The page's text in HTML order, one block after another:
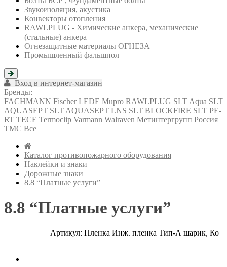
Звукоизоляция, акустика
Конвекторы отопления
RAWLPLUG - Химические анкера, механические
(стальные) анкера
Огнезащитные материалы ОГНЕЗА
Промышленный фальшпол
Вход в интернет-магазин
Бренды:
FACHMANN Fischer LEDE Mupro RAWLPLUG SLT Aqua SLT
AQUASEPT SLT AQUASEPT LNS SLT BLOCKFIRE SLT PE-
RT TECE Termoclip Varmann Walraven Метинтергрупп Россия
ТМС Все
Каталог противопожарного оборудования
Наклейки и знаки
Дорожные знаки
8.8 “Платные услуги”
8.8 “Платные услуги”
Артикул: Пленка Инж. пленка Тип-А шарик, Ко